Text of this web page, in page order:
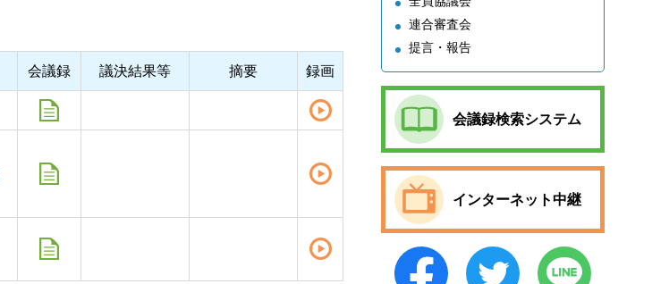
会議録 議決結果等 摘要 録画
連合審査会
提言・報告
会議録検索システム
インターネット中継